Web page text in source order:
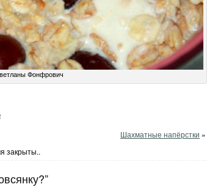
Фонфрович
Шахматные напёрстки »
закрыты..